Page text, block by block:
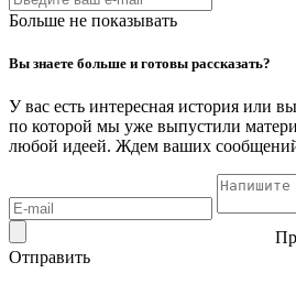
Больше не показывать
Вы знаете больше и готовы рассказать?
У вас есть интересная история или
по которой мы уже выпустили
любой идеей. Ждем ваших
Отправить